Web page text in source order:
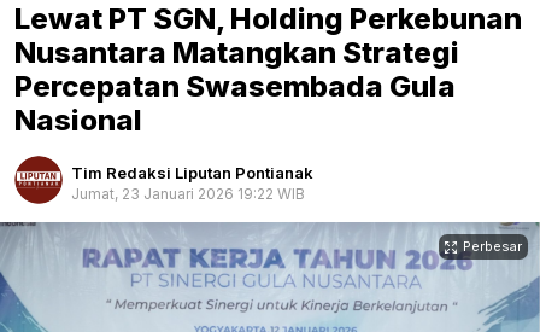
Lewat PT SGN, Holding Perkebunan
Nusantara Matangkan Strategi
Percepatan Swasembada Gula
Nasional
Tim Redaksi Liputan Pontianak
Jumat, 23 Januari 2026 19:22 WIB
Perbesar